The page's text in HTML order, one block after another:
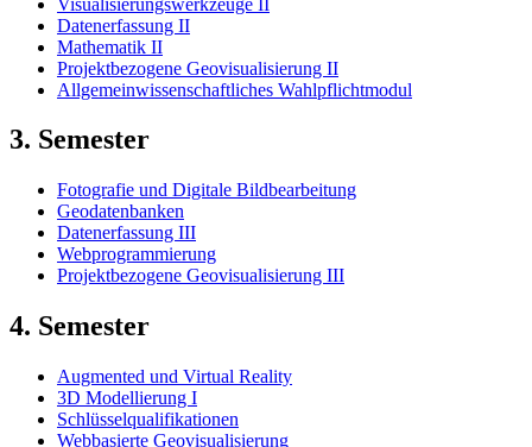
Datenerfassung II
Mathematik II
Projektbezogene Geovisualisierung II
Allgemeinwissenschaftliches Wahlpflichtmodul
3. Semester
Fotografie und Digitale Bildbearbeitung
Geodatenbanken
Datenerfassung III
Webprogrammierung
Projektbezogene Geovisualisierung III
4. Semester
Augmented und Virtual Reality
3D Modellierung I
Schlüsselqualifikationen
Webbasierte Geovisualisierung